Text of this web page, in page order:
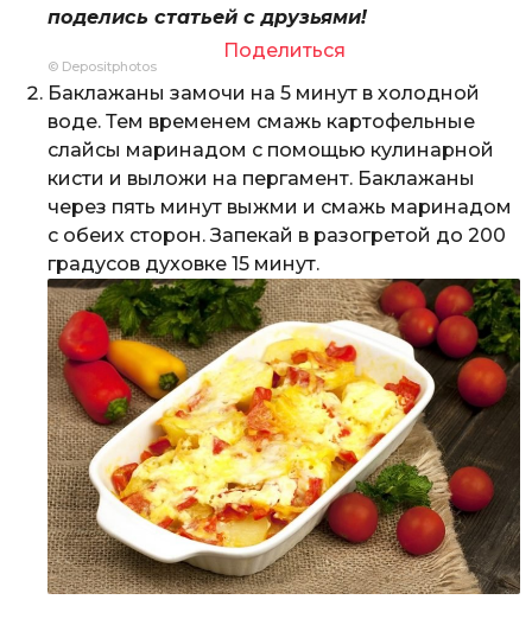
поделись статьей с друзьями!
Поделиться
© Depositphotos
Баклажаны замочи на 5 минут в холодной
воде. Тем временем смажь картофельные
слайсы маринадом с помощью кулинарной
кисти и выложи на пергамент. Баклажаны
через пять минут выжми и смажь маринадом
с обеих сторон. Запекай в разогретой до 200
градусов духовке 15 минут.